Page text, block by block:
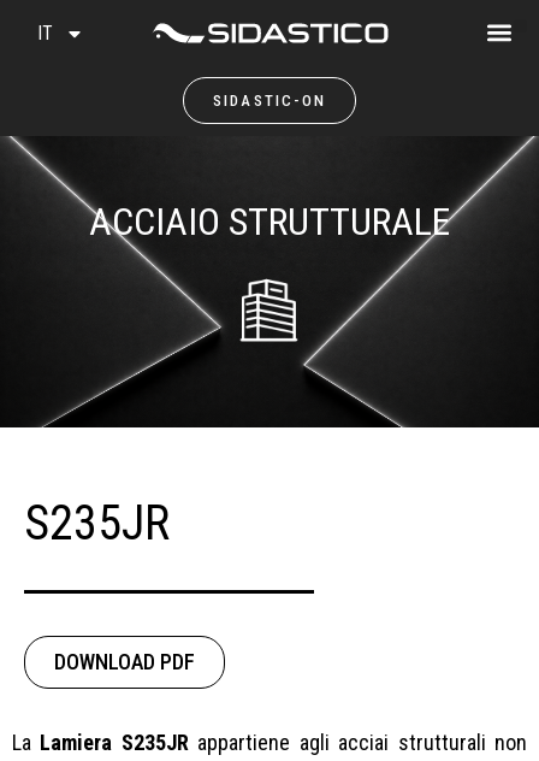
SIDASTIC-ON
IT
ACCIAIO STRUTTURALE
S235JR
DOWNLOAD PDF
La Lamiera S235JR appartiene agli acciai strutturali non